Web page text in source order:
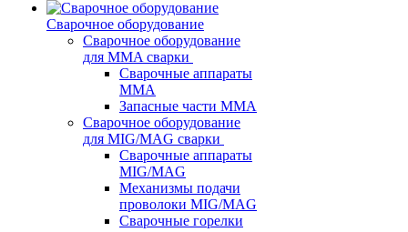
Сварочное оборудование
Сварочное оборудование
для MMA сварки
Сварочные аппараты
MMA
Запасные части MMA
Сварочное оборудование
для MIG/MAG сварки
Сварочные аппараты
MIG/MAG
Механизмы подачи
проволоки MIG/MAG
Сварочные горелки